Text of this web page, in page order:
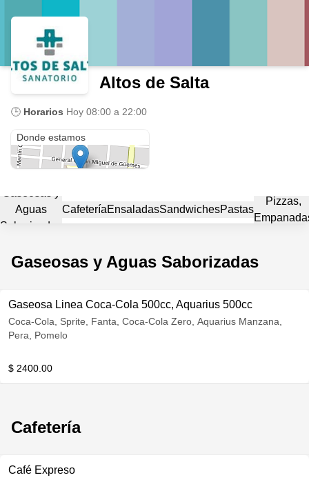
Altos de Salta
🕒 Horarios Hoy 08:00 a 22:00
Donde estamos
Aguas
Saborizadas
CafeteríaEnsaladasSandwichesPastas
Pizzas,
Gaseosas y Aguas Saborizadas
Gaseosa Linea Coca-Cola 500cc, Aquarius 500cc
Coca-Cola, Sprite, Fanta, Coca-Cola Zero, Aquarius Manzana,
Pera, Pomelo
$ 2400.00
Cafetería
Café Expreso